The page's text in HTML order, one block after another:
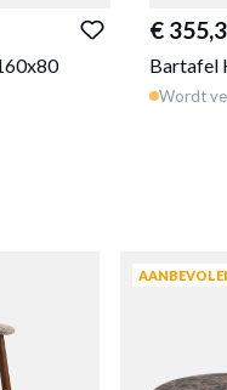
€
Bartafel
Wordt